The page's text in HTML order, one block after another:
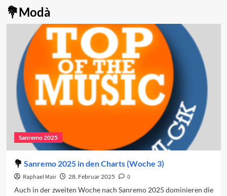
Modà
Sanremo 2025
Sanremo 2025 in den Charts (Woche 3)
Raphael Mair 28. Februar 2025
0
Auch in der zweiten Woche nach Sanremo 2025 dominieren die